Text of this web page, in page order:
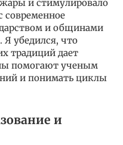
и стимулировало
современное
и общинами
Я убедился, что
традиций дает
помогают ученым
и понимать циклы
и